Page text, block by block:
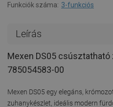
Funkciók száma: 3-funkciós
Leírás
Mexen DS05
785054583-00
Mexen DS05 egy elegáns,
zuhanykészlet, ideális modern